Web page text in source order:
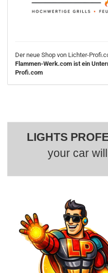
Der neue Shop von Lichter-
Flammen-Werk.com ist ein
Profi.com
LIGHTS
your car